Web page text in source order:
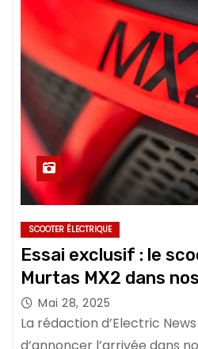
SCOOTER ÉLECTRIQUE
Essai exclusif : le
Murtas MX2 dans
Mai 28, 2025
La rédaction d’Electric